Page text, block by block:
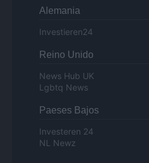
Alemania
Investieren24
Reino Unido
News Hub UK
Lgbtq News
Paeses Bajos
Investeren 24
NL Newz